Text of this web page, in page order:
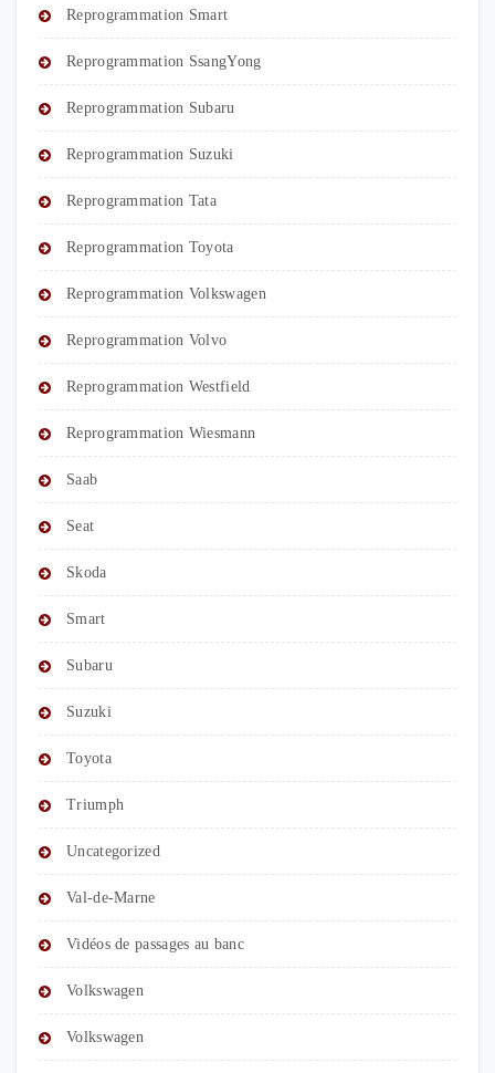
Reprogrammation Smart
Reprogrammation SsangYong
Reprogrammation Subaru
Reprogrammation Suzuki
Reprogrammation Tata
Reprogrammation Toyota
Reprogrammation Volkswagen
Reprogrammation Volvo
Reprogrammation Westfield
Reprogrammation Wiesmann
Saab
Seat
Skoda
Smart
Subaru
Suzuki
Toyota
Triumph
Uncategorized
Val-de-Marne
Vidéos de passages au banc
Volkswagen
Volkswagen